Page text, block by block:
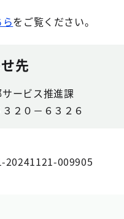
をご覧ください。
先
ービス推進課
２０－６３２６
20241121-009905